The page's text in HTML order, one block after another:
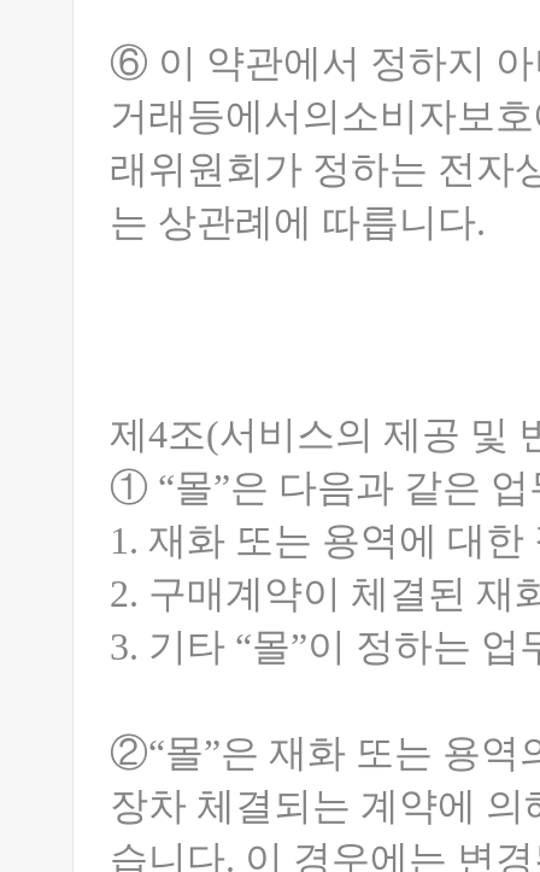
⑥ 이 약관에서 정하지
거래등에서의소비자보
래위원회가 정하는 전자
는 상관례에 따릅니다.
제4조(서비스의 제공 및
① “몰”은 다음과 같은
1. 재화 또는 용역에 대
2. 구매계약이 체결된 재
3. 기타 “몰”이 정하는 업
②“몰”은 재화 또는 용역
장차 체결되는 계약에
습니다. 이 경우에는 변